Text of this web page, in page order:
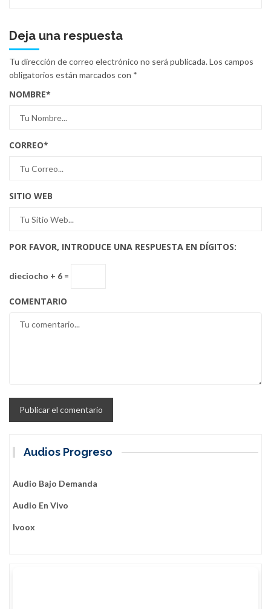
Deja una respuesta
Tu dirección de correo electrónico no será publicada.Los campos
obligatorios están marcados con *
NOMBRE*
CORREO*
SITIO WEB
POR FAVOR, INTRODUCE UNA RESPUESTA EN DÍGITOS:
dieciocho + 6 =
COMENTARIO
Audios Progreso
Audio Bajo Demanda
Audio En Vivo
Ivoox